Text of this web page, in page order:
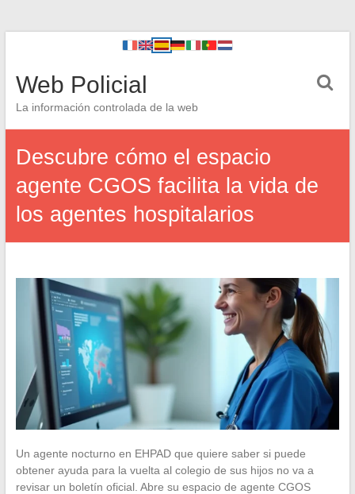
Web Policial
La información controlada de la web
Descubre cómo el espacio
agente CGOS facilita la vida de
los agentes hospitalarios
Un agente nocturno en EHPAD que quiere saber si puede
obtener ayuda para la vuelta al colegio de sus hijos no va a
revisar un boletín oficial. Abre su espacio de agente CGOS